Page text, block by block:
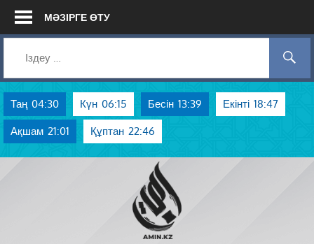
Skip
МӘЗІРГЕ ӨТУ
Таң 04:30 Күн 06:15 Бесін 13:39 Екінті 18:47
Ақшам 21:01 Құптан 22:46